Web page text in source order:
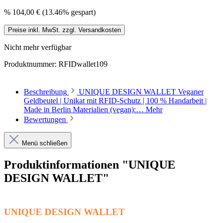
% 104,00 € (13.46% gespart)
Preise inkl. MwSt. zzgl. Versandkosten
Nicht mehr verfügbar
Produktnummer: RFIDwallet109
Beschreibung
UNIQUE DESIGN WALLET Veganer
Geldbeutel | Unikat mit RFID-Schutz | 100 % Handarbeit |
Made in Berlin Materialien (vegan):… Mehr
Bewertungen
Menü schließen
Produktinformationen "UNIQUE
DESIGN WALLET"
UNIQUE DESIGN WALLET